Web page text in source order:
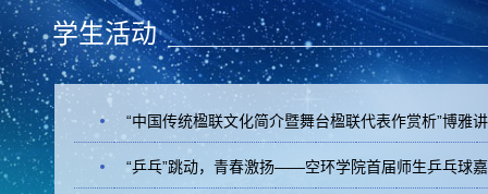
学生活动
“中国传统楹联文化简介暨舞台楹联代表作赏析”博雅
“乒乓”跳动，青春激扬——空环学院首届师生乒乓球